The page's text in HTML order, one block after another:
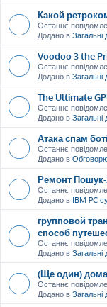
Какой
Останнє
Додано в Загальні
Voodoo 3 the
Останнє
Додано в Загальні
The Ultimate
Останнє
Додано в Загальні
Атака спам
Останнє
Додано в
Ремонт Пошук-
Останнє
Додано в IBM PC
групповой
способ
Останнє
Додано в Загальні
(Ще один)
Останнє
Додано в Загальні